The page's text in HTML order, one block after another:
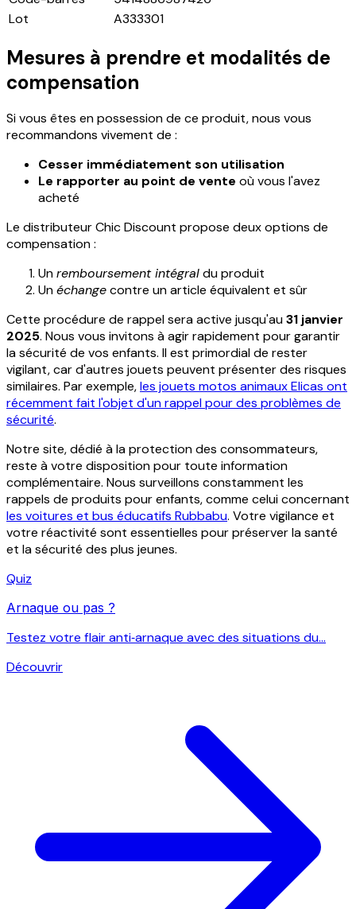
Lot
A333301
Mesures à prendre et modalités de
compensation
Si vous êtes en possession de ce produit, nous vous
recommandons vivement de :
Cesser immédiatement son utilisation
Le rapporter au point de vente où vous l'avez
acheté
Le distributeur Chic Discount propose deux options de
compensation :
Unremboursement intégraldu produit
Unéchangecontre un article équivalent et sûr
Cette procédure de rappel sera active jusqu'au31 janvier
2025. Nous vous invitons à agir rapidement pour garantir
la sécurité de vos enfants. Il est primordial de rester
vigilant, car d'autres jouets peuvent présenter des risques
similaires. Par exemple,les jouets motos animaux Elicas ont
récemment fait l'objet d'un rappel pour des problèmes de
sécurité.
Notre site, dédié à la protection des consommateurs,
reste à votre disposition pour toute information
complémentaire. Nous surveillons constamment les
rappels de produits pour enfants, comme celui concernant
les voitures et bus éducatifs Rubbabu. Votre vigilance et
votre réactivité sont essentielles pour préserver la santé
et la sécurité des plus jeunes.
Quiz
Arnaque ou pas ?
Testez votre flair anti‑arnaque avec des situations du...
Découvrir